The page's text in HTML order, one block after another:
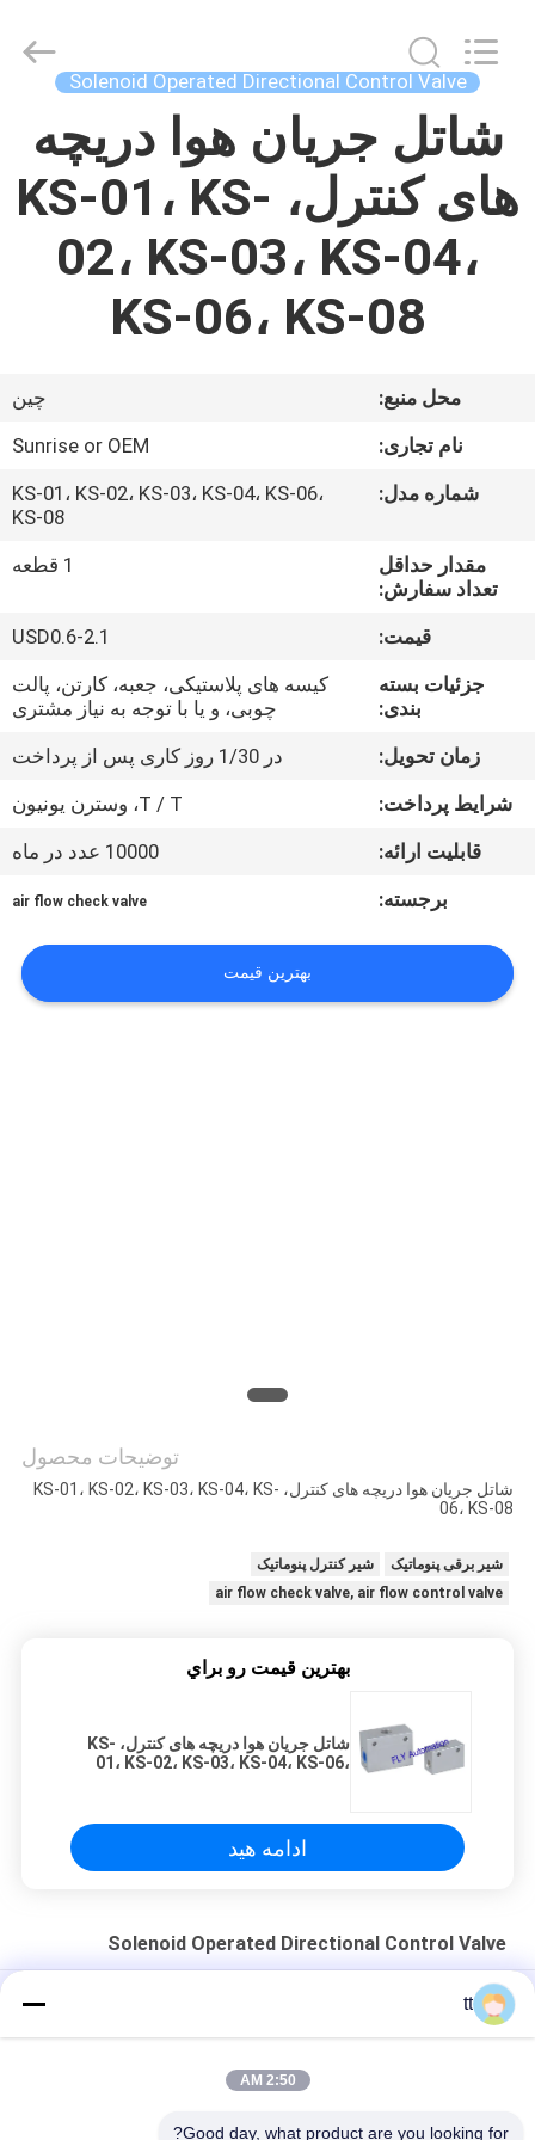
خانه
محصولات
درباره
کارخانه
کنترل
کیفیت
بگیرید
اخبار
درخواست
نقل قول
Solenoid Operated Directional Control Valve
شاتل جریان هوا دریچه
های کنترل، KS-01، KS-
02، KS-03، KS-04،
KS-06، KS-08
محل منبع:
چین
نام تجاری:
Sunrise or OEM
شماره مدل:
KS-01، KS-02، KS-03، KS-04، KS-06،
KS-08
مقدار حداقل
تعداد سفارش:
1 قطعه
قیمت:
USD0.6-2.1
جزئیات بسته
بندی:
کیسه های پلاستیکی، جعبه، کارتن، پالت
چوبی، و یا با توجه به نیاز مشتری
زمان تحویل:
در 1/30 روز کاری پس از پرداخت
شرایط پرداخت:
T / T، وسترن یونیون
قابلیت ارائه:
10000 عدد در ماه
برجسته:
air flow check valve
بهترین قیمت
توضیحات محصول
شاتل جریان هوا دریچه های کنترل، KS-01، KS-02، KS-03، KS-04، KS-
06، KS-08
شیر برقی پنوماتیک
شیر کنترل پنوماتیک
air flow check valve, air flow control valve
بهترين قيمت رو براي
شاتل جریان هوا دریچه های کنترل، KS-
01، KS-02، KS-03، KS-04، KS-06،
ادامه هید
Solenoid Operated Directional Control Valve
بار PSV هیدرولیک حساس چند جهت شیر ​​کنترل PSV
بررسی شاتل کنترل توپ جریان هوا دریچه های کنترل ST-01، ST-02
3/2 Way Direct Acting Brass Solenoid Valve G1/8" G1/4" For
tt
2:50 AM
Good day, what product are you looking for?